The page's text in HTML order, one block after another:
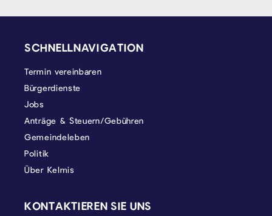
SCHNELLNAVIGATION
Termin vereinbaren
Bürgerdienste
Jobs
Anträge & Steuern/Gebühren
Gemeindeleben
Politik
Über Kelmis
KONTAKTIEREN SIE UNS